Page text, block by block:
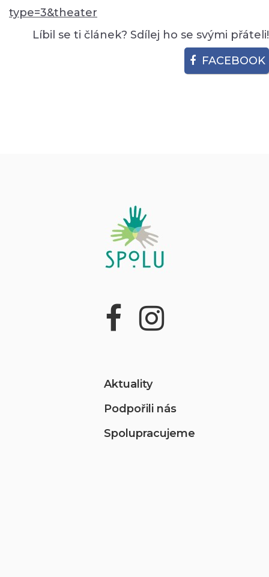
type=3&theater
Líbil se ti článek? Sdílej ho se svými přáteli!
FACEBOOK
Aktuality
Podpořili nás
Spolupracujeme